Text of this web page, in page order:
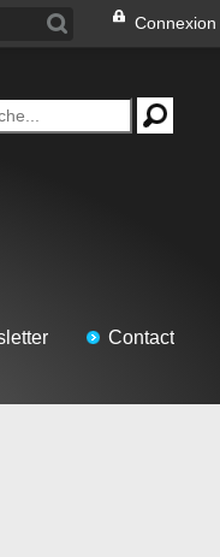
Connexion
Contact